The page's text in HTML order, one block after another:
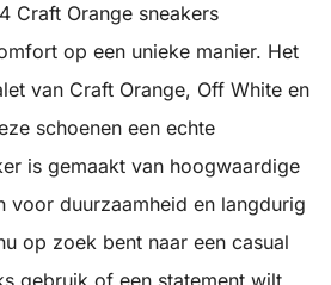
Craft Orange sneakers
op een unieke manier. Het
van Craft Orange, Off White en
schoenen een echte
is gemaakt van hoogwaardige
voor duurzaamheid en langdurig
op zoek bent naar een casual